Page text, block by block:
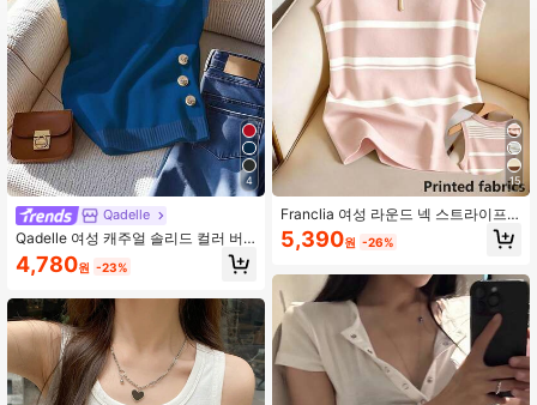
1.1M 팔로워
4.87 1.1M 팔로워
4.87 1.1M 팔로워
4.87 1.1M 팔로워
4.87 1.1M 팔로워
4
Qadelle
Qadelle 여성 캐주얼 솔리드 컬러 버
튼 장식 티셔츠, 여름
4,780원 -23%
15
Franclia 여성 라운드 넥 스트라이프
패치워크 캐주얼 다용도 데일리웨어
상의
5,390원 -26%